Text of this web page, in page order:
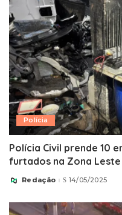
Polícia
Polícia Civil prende 10
furtados na Zona Leste
Posted
Redação 14/05/2025